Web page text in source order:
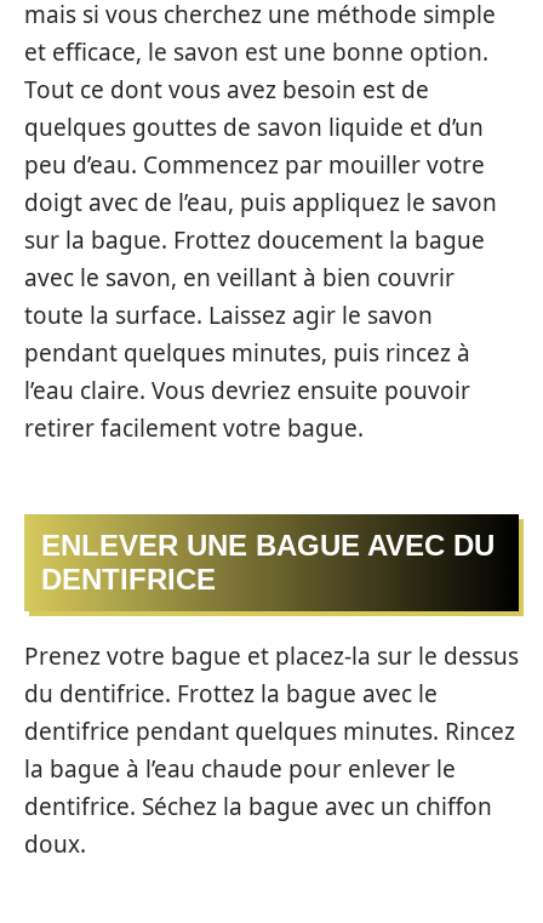
mais si vous cherchez une méthode simple
et efficace, le savon est une bonne option.
Tout ce dont vous avez besoin est de
quelques gouttes de savon liquide et d’un
peu d’eau. Commencez par mouiller votre
doigt avec de l’eau, puis appliquez le savon
sur la bague. Frottez doucement la bague
avec le savon, en veillant à bien couvrir
toute la surface. Laissez agir le savon
pendant quelques minutes, puis rincez à
l’eau claire. Vous devriez ensuite pouvoir
retirer facilement votre bague.
ENLEVER UNE BAGUE AVEC DU
DENTIFRICE
Prenez votre bague et placez-la sur le dessus
du dentifrice. Frottez la bague avec le
dentifrice pendant quelques minutes. Rincez
la bague à l’eau chaude pour enlever le
dentifrice. Séchez la bague avec un chiffon
doux.